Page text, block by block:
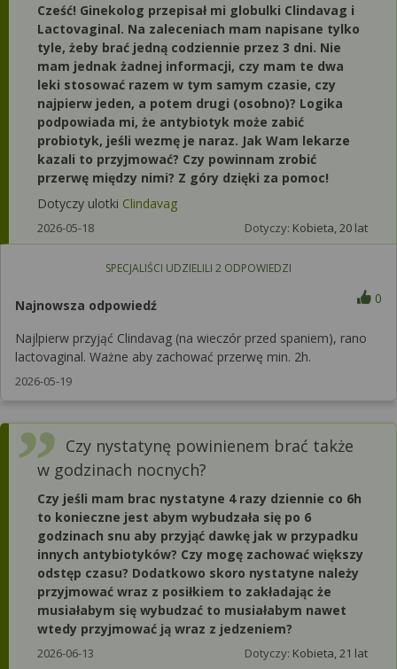
Cześć! Ginekolog przepisał mi globulki Clindavag i
Lactovaginal. Na zaleceniach mam napisane tylko
tyle, żeby brać jedną codziennie przez 3 dni. Nie
mam jednak żadnej informacji, czy mam te dwa
leki stosować razem w tym samym czasie, czy
najpierw jeden, a potem drugi (osobno)? Logika
podpowiada mi, że antybiotyk może zabić
probiotyk, jeśli wezmę je naraz. Jak Wam lekarze
kazali to przyjmować? Czy powinnam zrobić
przerwę między nimi? Z góry dzięki za pomoc!
Dotyczy ulotki Clindavag
2026-05-18 Dotyczy: Kobieta, 20 lat
SPECJALIŚCI UDZIELILI 2ODPOWIEDZI
Najnowsza odpowiedź 0
Najlpierw przyjąć Clindavag (na wieczór przed spaniem), rano
lactovaginal. Ważne aby zachować przerwę min. 2h.
2026-05-19
Czy nystatynę powinienem brać także
w godzinach nocnych?
Czy jeśli mam brac nystatyne 4 razy dziennie co 6h
to konieczne jest abym wybudzała się po 6
godzinach snu aby przyjąć dawkę jak w przypadku
innych antybiotyków? Czy mogę zachować większy
odstęp czasu? Dodatkowo skoro nystatyne należy
przyjmować wraz z posiłkiem to zakładając że
musiałabym się wybudzać to musiałabym nawet
wtedy przyjmować ją wraz z jedzeniem?
2026-06-13 Dotyczy: Kobieta, 21 lat